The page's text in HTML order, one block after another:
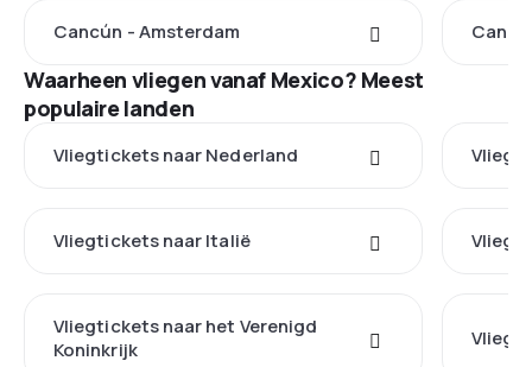
Cancún - Amsterdam
Waarheen vliegen vanaf Mexico? Meest
populaire landen
Vliegtickets naar Nederland
Vliegtickets naar Italië
Vliegtickets naar het Verenigd
Koninkrijk